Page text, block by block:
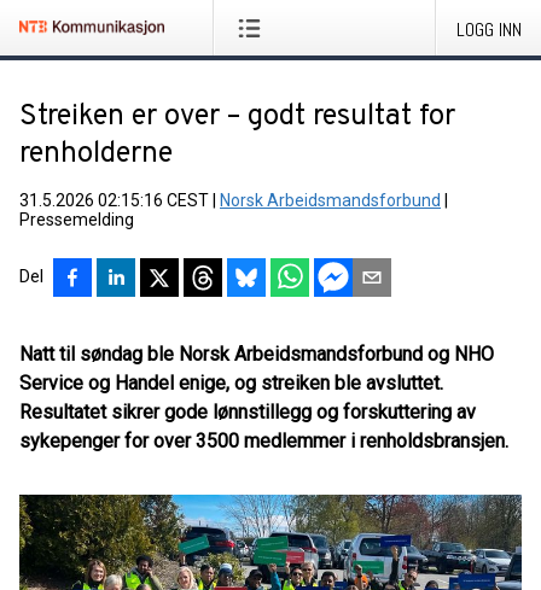
LOGG INN
Streiken er over – godt resultat for
renholderne
31.5.2026 02:15:16 CEST Norsk Arbeidsmandsforbund
Pressemelding
Del
Natt til søndag ble Norsk Arbeidsmandsforbund og NHO
Service og Handel enige, og streiken ble avsluttet.
Resultatet sikrer gode lønnstillegg og forskuttering av
sykepenger for over 3500 medlemmer i renholdsbransjen.